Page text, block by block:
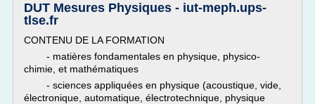
DUT Mesures Physiques - iut-meph.ups-
tlse.fr
CONTENU DE LA FORMATION
- matières fondamentales en physique, physico-
chimie, et mathématiques
- sciences appliquées en physique (acoustique, vide,
électronique, automatique, électrotechnique, physique